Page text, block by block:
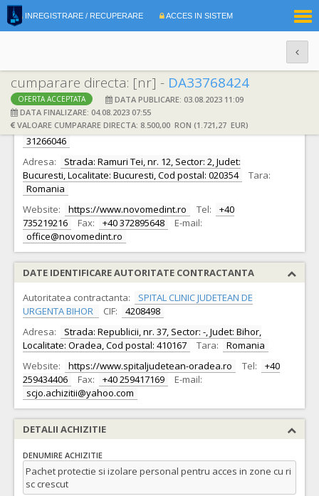
INREGISTRARE / RECUPERARE ACCES IN SISTEM
cumparare directa: [nr] - DA33768424
OFERTA ACCEPTATA
DATA PUBLICARE: 03.08.2023 11:09
DATA FINALIZARE: 04.08.2023 07:55
VALOARE CUMPARARE DIRECTA: 8.500,00 RON (1.721,27 EUR)
DATE IDENTIFICARE OFERTANT
Ofertant: S.C. NOVOMED INTERNATIONAL SRL S.R.L.
31266046
Adresa:
Strada: Ramuri Tei, nr. 12, Sector: 2, Judet:
Bucuresti, Localitate: Bucuresti, Cod postal: 020354
Tara:
Romania
Website:
https://www.novomedint.ro Tel:
+40
735219216
Fax: +40 372895648
E-mail:
office@novomedint.ro
DATE IDENTIFICARE AUTORITATE CONTRACTANTA
Autoritatea contractanta:
SPITAL CLINIC JUDETEAN DE
URGENTA BIHOR
CIF:
4208498
Adresa:
Strada: Republicii, nr. 37, Sector: -, Judet: Bihor,
Localitate: Oradea, Cod postal: 410167
Tara:
Romania
Website:
https://www.spitaljudetean-oradea.ro Tel:
+40
259434406
Fax: +40 259417169
E-mail:
scjo.achizitii@yahoo.com
DETALII ACHIZITIE
DENUMIRE ACHIZITIE
Pachet protectie si izolare personal pentru acces in zone cu ri
sc crescut